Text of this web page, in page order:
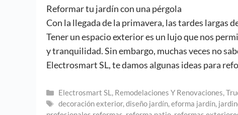
Reformar tu jardín con una pérgola
Con la llegada de la primavera, las tardes largas
Tener un espacio exterior es un lujo que nos
y tranquilidad. Sin embargo, muchas veces no
Electrosmart SL, te damos algunas ideas para
Categorías
Electrosmart SL, Remodelaciones Y Renovaciones,
Etiquetas
decoración exterior,diseño jardín,eforma jardín,